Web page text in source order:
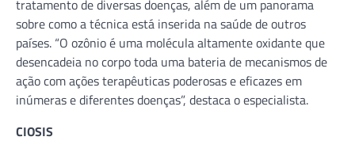
tratamento de diversas doenças, além de um panorama
sobre como a técnica está inserida na saúde de outros
países. “O ozônio é uma molécula altamente oxidante que
desencadeia no corpo toda uma bateria de mecanismos de
ação com ações terapêuticas poderosas e eficazes em
inúmeras e diferentes doenças”, destaca o especialista.
CIOSIS